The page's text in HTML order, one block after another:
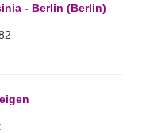
- Berlin (Berlin)